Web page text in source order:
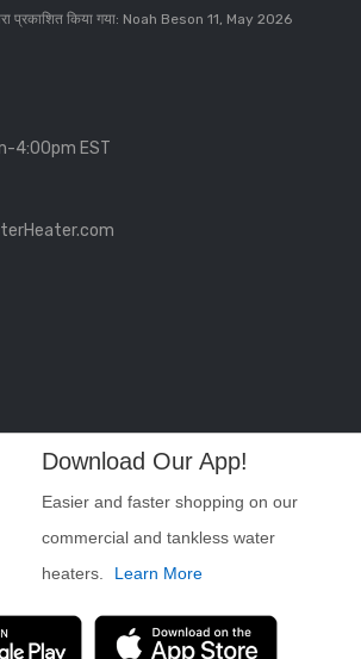
प्रकाशित किया गया: Noah Beson 11, May 2026
4:00pm EST
Download Our App!
Easier and faster shopping on our
commercial and tankless water
heaters.
Learn More